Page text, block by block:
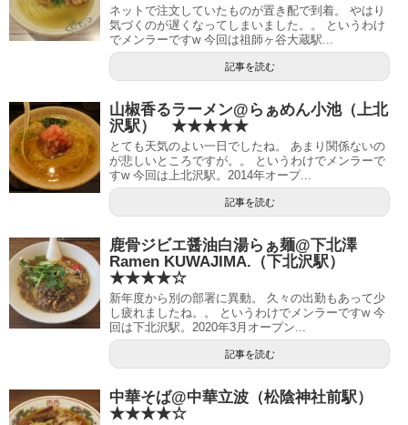
ネットで注文していたものが置き配で到着。 やはり
気づくのが遅くなってしまいました。。 というわけ
でメンラーですw 今回は祖師ヶ谷大蔵駅...
記事を読む
山椒香るラーメン@らぁめん小池（上北
沢駅） ★★★★★
とても天気のよい一日でしたね。 あまり関係ないの
が悲しいところですが。。 というわけでメンラーで
すw 今回は上北沢駅。2014年オープ...
記事を読む
鹿骨ジビエ醤油白湯らぁ麺@下北澤
Ramen KUWAJIMA.（下北沢駅）
★★★★☆
新年度から別の部署に異動。 久々の出勤もあって少
し疲れましたね。。 というわけでメンラーですw 今
回は下北沢駅。2020年3月オープン...
記事を読む
中華そば@中華立波（松陰神社前駅）
★★★★☆